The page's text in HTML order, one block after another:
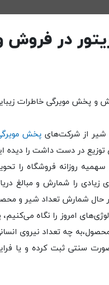
در
پخش مویرگی خاطرات
شیر از شرکت‌های پخش
در دست داشت را دیده
سهمیه روزانه فروشگاه را
را شمارش و مبالغ
شمارش تعداد شیر و
امروز را نگاه
چه تعداد نیروی
سنتی ثبت کرده و یا